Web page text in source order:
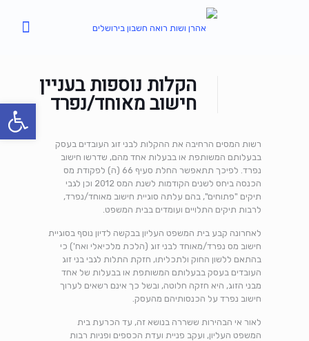
הקלות נוספות בעניין
חישוב מאוחד/נפרד
רשות המסים הרחיבה את ההקלות לבני זוג העובדים בעסק
בבעלותם המשותפת או בבעלות אחד מהם, שדרשו חישוב
נפרד. לפיכך תתאפשר החלת סעיף 66 (ה) לפקודת מס
הכנסה ביחס לשנים הקודמות לשנת המס 2012 וכן לגבי
תיקים "פתוחים", בהם עלתה סוגיית חישוב מאוחד/נפרד,
לרבות תיקים התלויים ועומדים בבית המשפט.
לאחרונה קבע בית המשפט העליון בבקשה לדיון נוסף בסוגיית
חישוב מס נפרד/מאוחד לבני זוג (הלכת מלכיאלי ואח') כי
בהתאם ללשון החוק ולתכליתו, חזקת התלות לגבי בני זוג
העובדים בעסק בבעלותם המשותפת או בבעלות של אחד
מבני הזוג, היא חזקה חלוטה, ובשל כך אינם רשאים לערוך
חישוב נפרד על הכנסותיהם מהעסק.
לאור אי הבהירות ששררה בנושא זה, עד הכרעת בית
המשפט העליון, ועקב פניית ועדת הכספים ופניות רבות
פתח